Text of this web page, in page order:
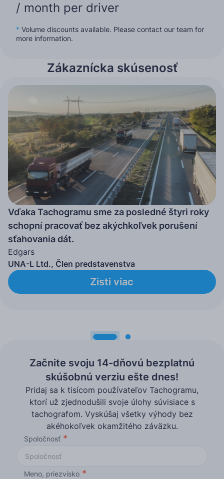
/ month per driver
* Volume discounts available. Please contact our team for
more information.
Zákaznícka skúsenosť
Vďaka Tachogramu sme za posledné štyri roky
schopní pracovať bez akýchkoľvek porušení
sťahovania dát.
Edgars
UNA-L Ltd., Člen predstavenstva
Zisti viac
Začnite svoju 14-dňovú bezplatnú
skúšobnú verziu ešte dnes!
Pridaj sa k tisícom používateľov Tachogramu,
ktorí už zjednodušili svoje úlohy súvisiace s
tachografom. Vyskúšaj všetky výhody bez
akéhokoľvek okamžitého záväzku.
Spoločnosť
Meno, priezvisko